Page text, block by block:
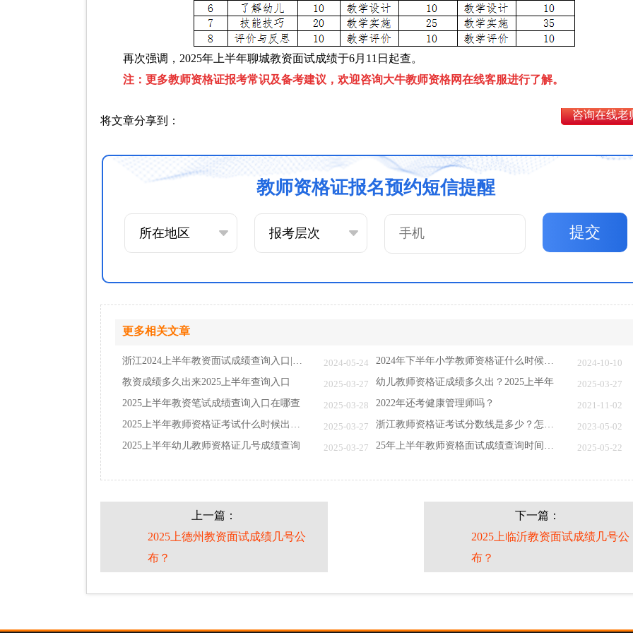
再次强调，2025年上半年聊城教资面试成绩于6月11日起查。
注：更多教师资格证报考常识及备考建议，欢迎咨询大牛教师资格网在线客服进行了解。
将文章分享到： 咨询在线老
教师资格证报名预约短信提醒
提交
更多相关文章
2024-05-24
2024-10-10
教资成绩多久出来2025上半年查询入口
2025-03-27 幼儿教师资格证成绩多久出？2025上半年
2025-03-27
2025上半年教资笔试成绩查询入口在哪查
2025-03-28 2022年还考健康管理师吗？
2021-11-02
2025-03-27
2023-05-02
2025上半年幼儿教师资格证几号成绩查询
2025-03-27 2025-05-22
上一篇：
2025上德州教资面试成绩几号公
布？
下一篇：
2025上临沂教资面试成绩几号公
布？